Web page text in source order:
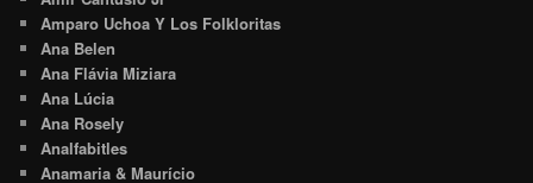
Amparo Uchoa Y Los Folkloritas
Ana Belen
Ana Flávia Miziara
Ana Lúcia
Ana Rosely
Analfabitles
Anamaria & Maurício